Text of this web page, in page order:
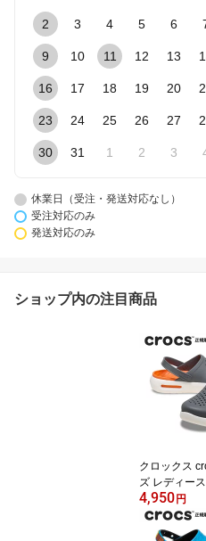
2 3 4 5 6
9 10 11 12 13
16 17 18 19 20
23 24 25 26 27
30 31 1 2 3
休業日（受注・発送対応なし）
受注対応のみ
発送対応のみ
ショップ内の注目商品
クロックス
ズ レディー
ル】InMotion
モーション
964-0DA｜##
4,950円